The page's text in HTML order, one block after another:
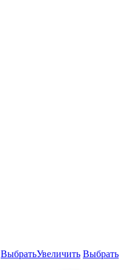
ВыбратьУвеличить Выбрать